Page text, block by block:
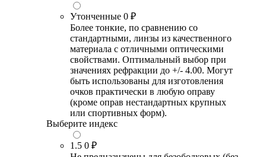
Утонченные 0 ₽
Более тонкие, по сравнению со
стандартными, линзы из качественного
материала с отличными оптическими
свойствами. Оптимальный выбор при
значениях рефракции до +/- 4.00. Могут
быть использованы для изготовления
очков практически в любую оправу
(кроме оправ нестандартных крупных
или спортивных форм).
Выберите индекс
1.5 0 ₽